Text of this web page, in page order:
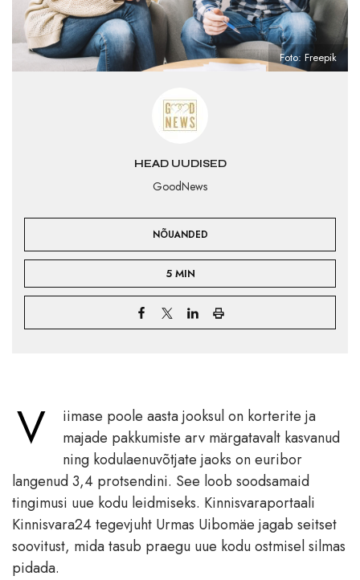
HEAD UUDISED
GoodNews
NÕUANDED
5 MIN
Foto: Freepik
V
iimase poole aasta jooksul on korterite ja
majade pakkumiste arv märgatavalt kasvanud
ning kodulaenuvõtjate jaoks on euribor
langenud 3,4 protsendini. See loob soodsamaid
tingimusi uue kodu leidmiseks. Kinnisvaraportaali
Kinnisvara24 tegevjuht Urmas Uibomäe jagab seitset
soovitust, mida tasub praegu uue kodu ostmisel silmas
pidada.